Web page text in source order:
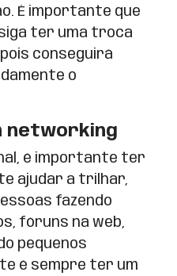
É importante que
ter uma troca
conseguirá
o
networking
é importante ter
ajudar a trilhar,
fazendo
fóruns na web,
pequenos
é sempre ter um